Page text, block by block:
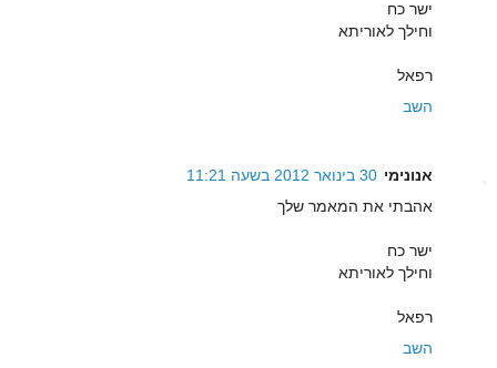
ישר כח
וחילך לאוריתא
רפאל
השב
אנונימי 30 בינואר 2012 בשעה 11:21
אהבתי את המאמר שלך
ישר כח
וחילך לאוריתא
רפאל
השב